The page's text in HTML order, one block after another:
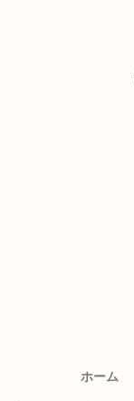
ホーム